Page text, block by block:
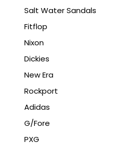
Salt Water Sandals
Fitflop
Nixon
Dickies
New Era
Rockport
Adidas
G/Fore
PXG